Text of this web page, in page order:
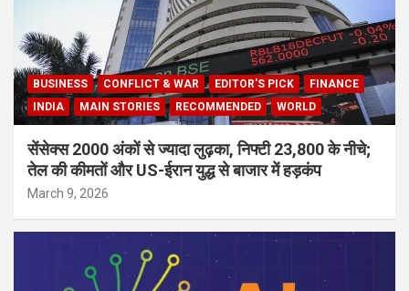
BUSINESS CONFLICT & WAR EDITOR'S PICK
FINANCE
INDIA
MAIN STORIES RECOMMENDED WORLD
सेंसेक्स 2000 अंकों से ज्यादा लुढ़का, निफ्टी 23,800 के नीचे;
तेल की कीमतों और US-ईरान युद्ध से बाजार में हड़कंप
March 9, 2026